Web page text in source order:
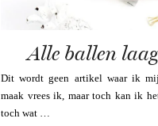
Alle ballen
Dit wordt geen artikel waar ik
maak vrees ik, maar toch kan ik
toch wat …